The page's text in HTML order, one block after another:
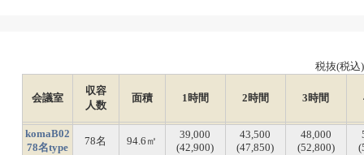
税抜(税込)
会議室
収容
人数
面積 1時間 2時間 3時間
komaB02
78名type
78名 94.6㎡
39,000
(42,900)
43,500
(47,850)
48,000
(52,800)